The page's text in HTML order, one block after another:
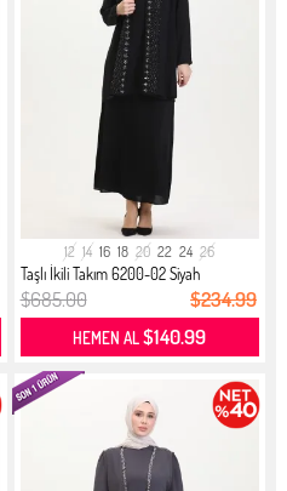
12 14 16 18 20 22 24 26
Taşlı İkili Takım 6200-02 Siyah
$685.00 $234.99
HEMEN AL$140.99